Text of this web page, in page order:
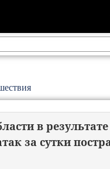
в результате
за сутки